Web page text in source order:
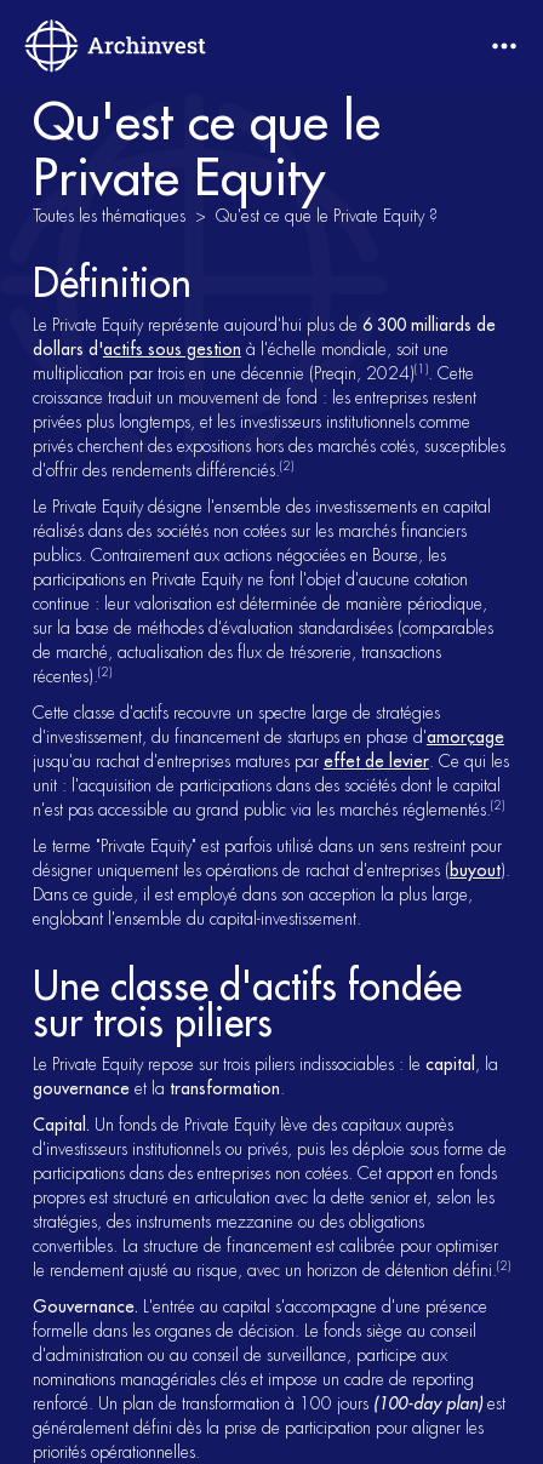
Qu'est ce que le
Private Equity
Toutes les thématiques > Qu'est ce que le Private Equity ?
Définition
Le Private Equity représente aujourd'hui plus de 6 300 milliards de
dollars d'actifs sous gestion à l'échelle mondiale, soit une
multiplication par trois en une décennie (Preqin, 2024)(1). Cette
croissance traduit un mouvement de fond : les entreprises restent
privées plus longtemps, et les investisseurs institutionnels comme
privés cherchent des expositions hors des marchés cotés, susceptibles
d'offrir des rendements différenciés.(2)
Le Private Equity désigne l'ensemble des investissements en capital
réalisés dans des sociétés non cotées sur les marchés financiers
publics. Contrairement aux actions négociées en Bourse, les
participations en Private Equity ne font l'objet d'aucune cotation
continue : leur valorisation est déterminée de manière périodique,
sur la base de méthodes d'évaluation standardisées (comparables
de marché, actualisation des flux de trésorerie, transactions
récentes).(2)
Cette classe d'actifs recouvre un spectre large de stratégies
d'investissement, du financement de startups en phase d'amorçage
jusqu'au rachat d'entreprises matures par effet de levier. Ce qui les
unit : l'acquisition de participations dans des sociétés dont le capital
n'est pas accessible au grand public via les marchés réglementés.(2)
Le terme "Private Equity" est parfois utilisé dans un sens restreint pour
désigner uniquement les opérations de rachat d'entreprises (buyout).
Dans ce guide, il est employé dans son acception la plus large,
englobant l'ensemble du capital-investissement.
Une classe d'actifs fondée
sur trois piliers
Le Private Equity repose sur trois piliers indissociables : le capital , la
gouvernanceet la transformation.
Capital. Un fonds de Private Equity lève des capitaux auprès
d'investisseurs institutionnels ou privés, puis les déploie sous forme de
participations dans des entreprises non cotées. Cet apport en fonds
propres est structuré en articulation avec la dette senior et, selon les
stratégies, des instruments mezzanine ou des obligations
convertibles. La structure de financement est calibrée pour optimiser
le rendement ajusté au risque, avec un horizon de détention défini.(2)
Gouvernance. L'entrée au capital s'accompagne d'une présence
formelle dans les organes de décision. Le fonds siège au conseil
d'administration ou au conseil de surveillance, participe aux
nominations managériales clés et impose un cadre de reporting
renforcé. Un plan de transformation à 100 jours (100-day plan)est
généralement défini dès la prise de participation pour aligner les
priorités opérationnelles.